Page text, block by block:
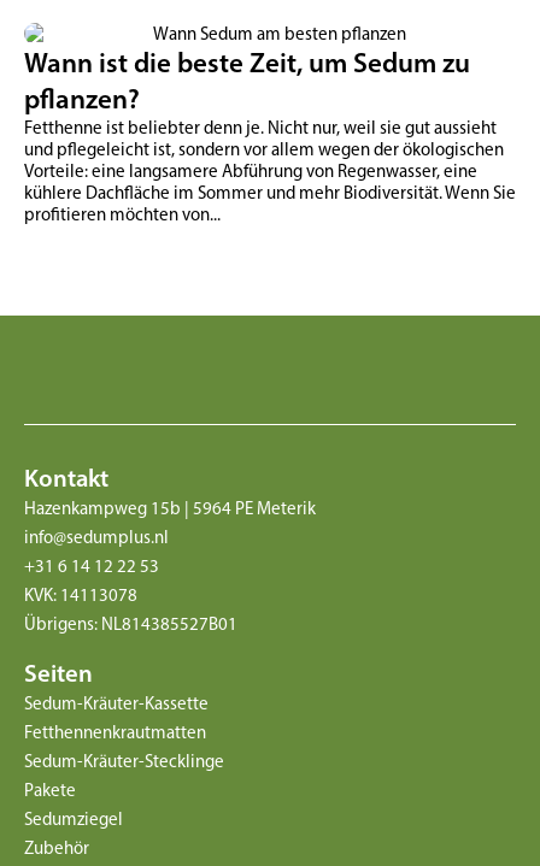
Wann ist die beste Zeit, um Sedum zu
pflanzen?
Fetthenne ist beliebter denn je. Nicht nur, weil sie gut aussieht
und pflegeleicht ist, sondern vor allem wegen der ökologischen
Vorteile: eine langsamere Abführung von Regenwasser, eine
kühlere Dachfläche im Sommer und mehr Biodiversität. Wenn Sie
profitieren möchten von...
Kontakt
Hazenkampweg 15b | 5964 PE Meterik
info@sedumplus.nl
+31 6 14 12 22 53
KVK: 14113078
Übrigens: NL814385527B01
Seiten
Sedum-Kräuter-Kassette
Fetthennenkrautmatten
Sedum-Kräuter-Stecklinge
Pakete
Sedumziegel
Zubehör